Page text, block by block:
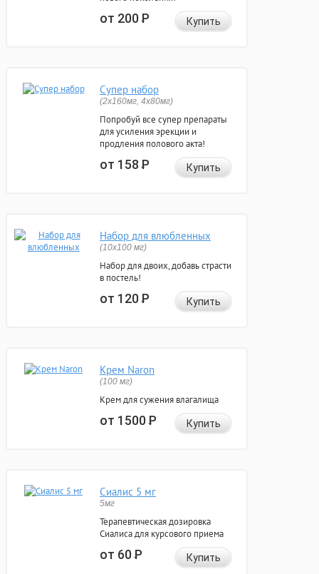
от 200Р Купить
Супер набор
(2х160мг, 4х80мг)
Попробуй все супер препараты
для усиления эрекции и
продления полового акта!
от 158Р Купить
Набор для влюбленных
(10х100 мг)
Набор для двоих, добавь страсти
в постель!
от 120Р Купить
Крем Naron
(100 мг)
Крем для сужения влагалища
от 1500Р Купить
Сиалис 5 мг
5мг
Терапевтическая дозировка
Сиалиса для курсового приема
от 60Р Купить